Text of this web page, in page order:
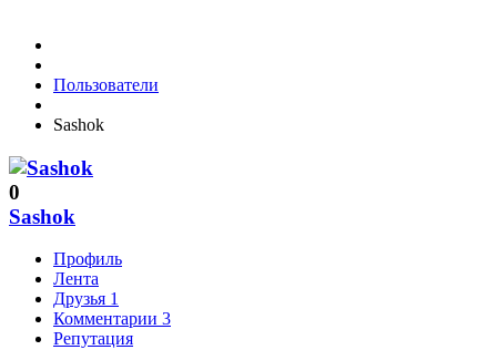
Пользователи
Sashok
0
Sashok
Профиль
Лента
Друзья 1
Комментарии 3
Репутация